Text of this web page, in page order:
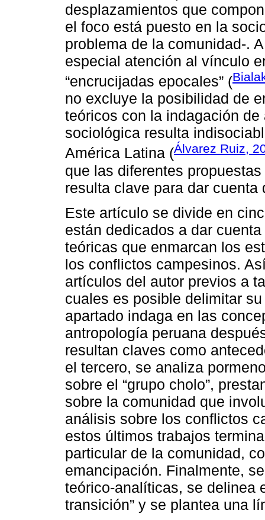
desplazamientos que
el foco está puesto en la
problema de la comunidad-.
especial atención al vínculo
“encrucijadas epocales” (
no excluye la posibilidad de
teóricos con la indagación
sociológica resulta
América Latina (Álvarez Ruiz,
que las diferentes
resulta clave para dar
Este artículo se divide en
están dedicados a dar
teóricas que enmarcan los
los conflictos campesinos.
artículos del autor previos a
cuales es posible delimitar
apartado indaga en las
antropología peruana
resultan claves como
el tercero, se analiza
sobre el “grupo cholo”,
sobre la comunidad que
análisis sobre los conflictos
estos últimos trabajos
particular de la comunidad,
emancipación. Finalmente,
teórico-analíticas, se delinea
transición” y se plantea una